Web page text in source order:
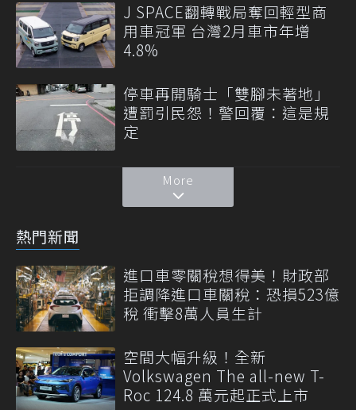
J SPACE翻轉戰局奪回輕型商
用車冠軍 台灣2月車市年增
4.8%
停車再開騎士「雙腳未著地」
遭罰引民怨！警回覆：這是規
定
More
熱門新聞
進口車零關稅想得美！財政部
拒調降進口車關稅：恐損523億
稅 衝擊8萬人員生計
空間大幅升級！全新
Volkswagen The all-new T-
Roc 124.8 萬元起正式上市